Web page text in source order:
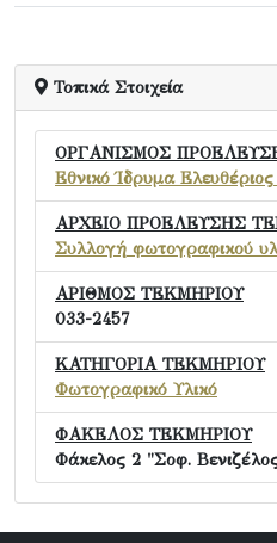
Τοπικά Στοιχεία
ΟΡΓΑΝΙΣΜΟΣ
Εθνικό Ίδρυμα
ΑΡΧΕΙΟ ΠΡΟΕΛΕΥΣΗΣ
Συλλογή φωτογραφικού
ΑΡΙΘΜΟΣ ΤΕΚΜΗΡΙΟΥ
033-2457
ΚΑΤΗΓΟΡΙΑ ΤΕΚΜΗΡΙΟΥ
Φωτογραφικό Υλικό
ΦΑΚΕΛΟΣ ΤΕΚΜΗΡΙΟΥ
Φάκελος 2 "Σοφ.